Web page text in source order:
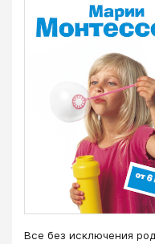
Все без исключения